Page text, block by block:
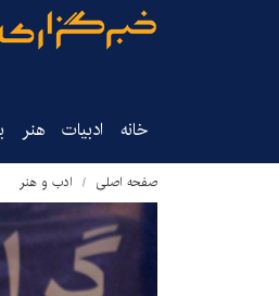
خانه ادبیات هنر
صفحه اصلی ادب و هنر